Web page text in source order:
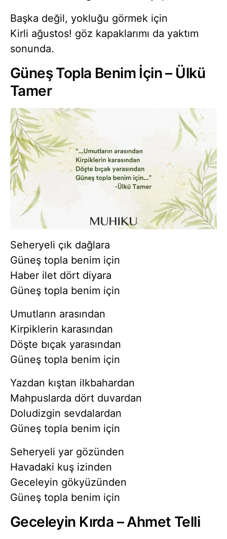
Başka değil, yokluğu görmek için
Kirli ağustos! göz kapaklarımı da yaktım
sonunda.
Güneş Topla Benim İçin – Ülkü
Tamer
Seheryeli çık dağlara
Güneş topla benim için
Haber ilet dört diyara
Güneş topla benim için
Umutların arasından
Kirpiklerin karasından
Döşte bıçak yarasından
Güneş topla benim için
Yazdan kıştan ilkbahardan
Mahpuslarda dört duvardan
Doludizgin sevdalardan
Güneş topla benim için
Seheryeli yar gözünden
Havadaki kuş izinden
Geceleyin gökyüzünden
Güneş topla benim için
Geceleyin Kırda – Ahmet Telli